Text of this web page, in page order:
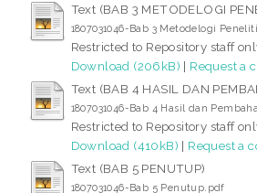
Text (BAB 3 METODELOGI
1807031046-Bab 3 Metodelogi
Restricted to Repository staff
Download (206kB) | Request a
Text (BAB 4 HASIL DAN
1807031046-Bab 4 Hasil dan
Restricted to Repository staff
Download (410kB) | Request a
Text (BAB 5 PENUTUP)
1807031046-Bab 5 Penutup.pdf